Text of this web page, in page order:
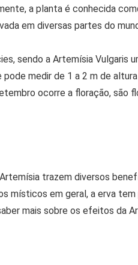
a planta é conhecida
em diversas partes do
sendo a Artemísia Vulgaris
medir de 1 a 2 m de
ocorre a floração, são
trazem diversos
místicos em geral, a erva
mais sobre os efeitos da